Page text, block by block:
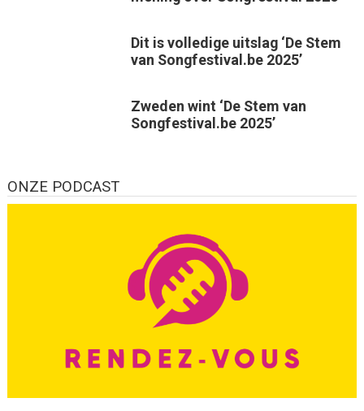
Dit is volledige uitslag ‘De Stem
van Songfestival.be 2025’
Zweden wint ‘De Stem van
Songfestival.be 2025’
ONZE PODCAST